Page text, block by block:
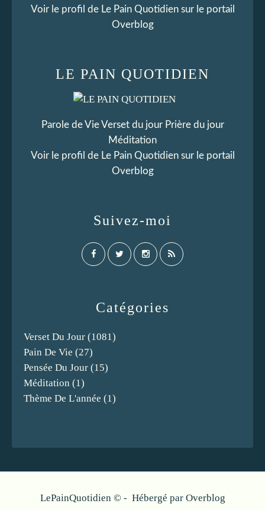
Catégories
Verset Du Jour (1081)
Pain De Vie (27)
Pensée Du Jour (15)
Méditation (1)
Thème De L'année (1)
LE PAIN QUOTIDIEN
Parole de Vie Verset du jour Prière du jour
Méditation
Voir le profil de Le Pain Quotidiensur le portail
Overblog
Suivez-moi
Voir le profil de Le Pain Quotidiensur le portail
Overblog
LePainQuotidien © - Hébergé par Overblog